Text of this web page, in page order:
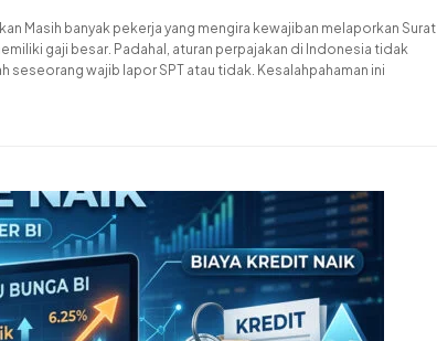
Masih banyak pekerja yang mengira kewajiban melaporkan Surat
gaji besar. Padahal, aturan perpajakan di Indonesia tidak
wajib lapor SPT atau tidak. Kesalahpahaman ini